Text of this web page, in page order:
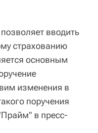
вводить
страхованию
основным
изменения в
поручения
в пресс-